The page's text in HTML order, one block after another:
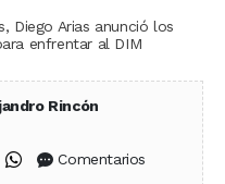
Diego Arias anunció los
enfrentar al DIM
Rincón
en Facebook
en X (Twitter)
Compartir en WhatsApp
Comentarios